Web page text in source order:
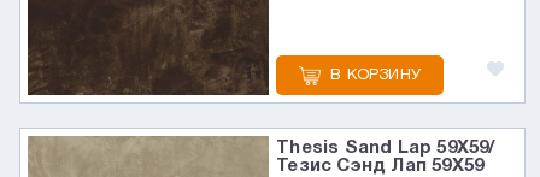
В КОРЗИНУ
Thesis Sand Lap 59X59/
Тезис Сэнд Лап 59X59